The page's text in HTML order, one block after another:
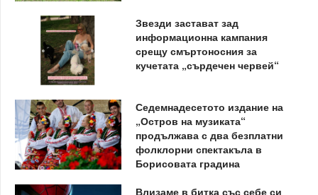
Звезди застават зад
информационна кампания
срещу смъртоносния за
кучетата „сърдечен червей“
Седемнадесетото издание на
„Остров на музиката“
продължава с два безплатни
фолклорни спектакъла в
Борисовата градина
Влизаме в битка със себе си